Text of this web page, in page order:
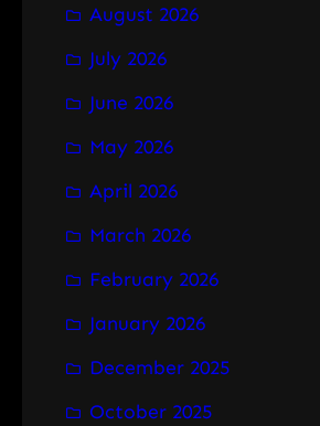
c
h
August 2026
July 2026
June 2026
May 2026
April 2026
March 2026
February 2026
January 2026
December 2025
October 2025